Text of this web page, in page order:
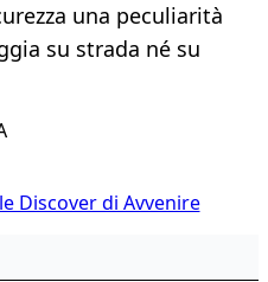
una peculiarità
su strada né su
Discover di Avvenire